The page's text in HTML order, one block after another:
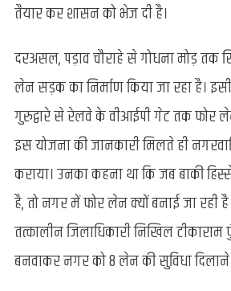
तैयार कर शासन को भेज दी है।
दरअसल, पड़ाव चौराहे से गोधना मोड़
लेन सड़क का निर्माण किया जा रहा है।
गुरुद्वारे से रेलवे के वीआईपी गेट तक फोर
इस योजना की जानकारी मिलते ही
कराया। उनका कहना था कि जब बाकी
है, तो नगर में फोर लेन क्यों बनाई जा रही
तत्कालीन जिलाधिकारी निखिल
बनवाकर नगर को 8 लेन की सुविधा दिलाने